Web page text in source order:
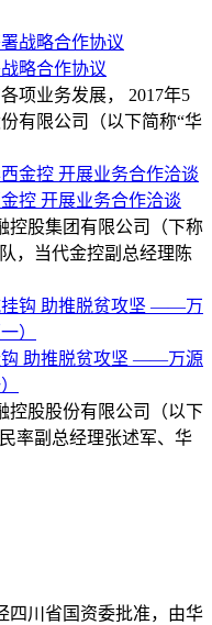
略合作协议
项业务发展， 2017年5
有限公司（以下简称“华
控 开展业务合作洽谈
控股集团有限公司（下称
，当代金控副总经理陈
钩 助推脱贫攻坚 ——万源
控股股份有限公司（以下
率副总经理张述军、华
四川省国资委批准，由华